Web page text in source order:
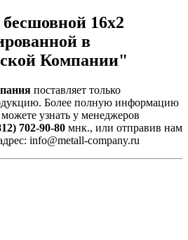
16х2
в
Компании"
поставляет только
Более полную информацию
узнать у менеджеров
702-90-80 мнк., или отправив нам
info@metall-company.ru